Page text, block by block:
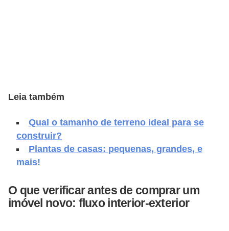
Leia também
Qual o tamanho de terreno ideal para se
construir?
Plantas de casas: pequenas, grandes, e
mais!
O que verificar antes de comprar um
imóvel novo: fluxo interior-exterior
n
t
u
r
e